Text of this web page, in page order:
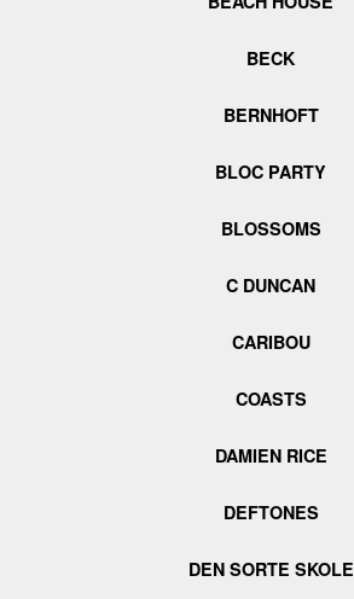
BECK
BERNHOFT
BLOC PARTY
BLOSSOMS
C DUNCAN
CARIBOU
COASTS
DAMIEN RICE
DEFTONES
DEN SORTE SKOLE